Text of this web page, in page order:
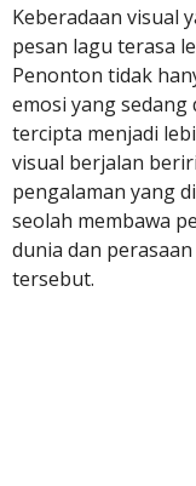
Keberadaan visual
pesan lagu terasa
Penonton tidak
emosi yang
tercipta menjadi
visual berjalan
pengalaman yang
seolah membawa
dunia dan
tersebut.